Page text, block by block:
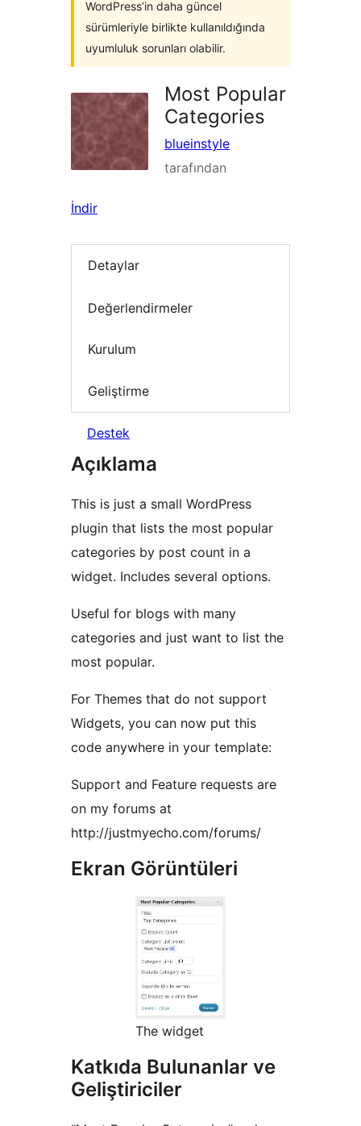
WordPress’in daha güncel
sürümleriyle birlikte kullanıldığında
uyumluluk sorunları olabilir.
Most Popular
Categories
blueinstyle
tarafından
İndir
Detaylar
Değerlendirmeler
Kurulum
Geliştirme
Destek
Açıklama
This is just a small WordPress
plugin that lists the most popular
categories by post count in a
widget. Includes several options.
Useful for blogs with many
categories and just want to list the
most popular.
For Themes that do not support
Widgets, you can now put this
code anywhere in your template:
Support and Feature requests are
on my forums at
http://justmyecho.com/forums/
Ekran Görüntüleri
The widget
Katkıda Bulunanlar ve
Geliştiriciler